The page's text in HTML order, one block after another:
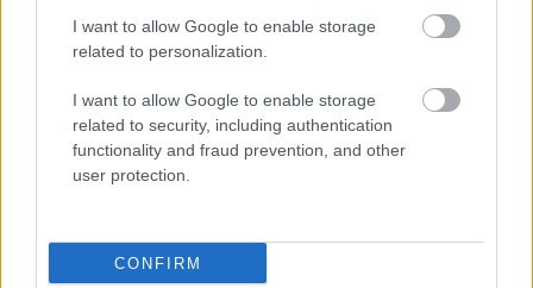
I want to allow Google to enable storage
related to personalization.
I want to allow Google to enable storage
related to security, including authentication
functionality and fraud prevention, and other
user protection.
CONFIRM
Az egygyermekes politika és Kína gazdasági
kihívásai
kognitív torzítások
A világ legveszélyesebb migrációs útvonalai: A
Közép-Mediterrán útvonal, A Darién-régió és
az Indiai-óceáni út
FACEBOOK